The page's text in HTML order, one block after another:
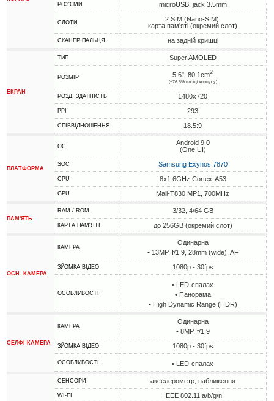
РОЗ'ЄМИ microUSB, jack 3.5mm
СЛОТИ
2 SIM (Nano-SIM),
карта пам'яті (окремий слот)
СКАНЕР ПАЛЬЦЯ на задній кришці
ЕКРАН
ТИП Super AMOLED
РОЗМІР 5.6", 80.1cm2
(~76.5% площі корпусу)
РОЗД. ЗДАТНІСТЬ 1480x720
PPI 293
СПІВВІДНОШЕННЯ 18.5:9
ПЛАТФОРМА
ОС
Android 9.0
(One UI)
SOC Samsung Exynos 7870
CPU 8x1.6GHz Cortex-A53
GPU Mali-T830 MP1, 700MHz
ПАМ'ЯТЬ
RAM / ROM 3/32, 4/64 GB
КАРТА ПАМ'ЯТІ до 256GB (окремий слот)
ОСН. КАМЕРА
КАМЕРА
Одинарна
• 13MP, f/1.9, 28mm (wide), AF
ЗЙОМКА ВІДЕО 1080p - 30fps
ОСОБЛИВОСТІ
• LED-спалах
• Панорама
• High Dynamic Range (HDR)
СЕЛФІ КАМЕРА
КАМЕРА
Одинарна
• 8MP, f/1.9
ЗЙОМКА ВІДЕО 1080p - 30fps
ОСОБЛИВОСТІ • LED-спалах
СЕНСОРИ акселерометр, наближення
WI-FI IEEE 802.11 a/b/g/n